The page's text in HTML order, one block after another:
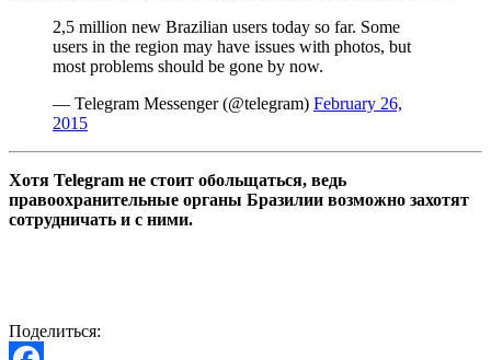
2,5 million new Brazilian users today so far. Some
users in the region may have issues with photos, but
most problems should be gone by now.
— Telegram Messenger (@telegram) February 26,
2015
Хотя Telegram не стоит обольщаться, ведь
правоохранительные органы Бразилии возможно захотят
сотрудничать и с ними.
Поделиться: